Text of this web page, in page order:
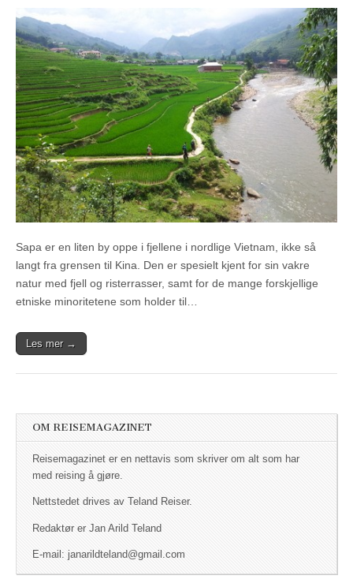
Sapa er en liten by oppe i fjellene i nordlige Vietnam, ikke så
langt fra grensen til Kina. Den er spesielt kjent for sin vakre
natur med fjell og risterrasser, samt for de mange forskjellige
etniske minoritetene som holder til…
Les mer →
OM REISEMAGAZINET
Reisemagazinet er en nettavis som skriver om alt som har
med reising å gjøre.
Nettstedet drives av Teland Reiser.
Redaktør er Jan Arild Teland
E-mail: janarildteland@gmail.com